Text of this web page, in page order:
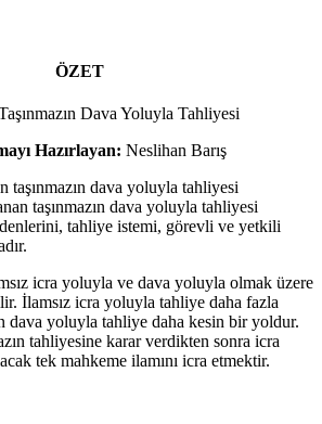
ÖZET
Dava Yoluyla Tahliyesi
Hazırlayan: Neslihan Barış
taşınmazın dava yoluyla tahliyesi
taşınmazın dava yoluyla tahliyesi
tahliye istemi, görevli ve yetkili
icra yoluyla ve dava yoluyla olmak üzere
İlamsız icra yoluyla tahliye daha fazla
dava yoluyla tahliye daha kesin bir yoldur.
tahliyesine karar verdikten sonra icra
tek mahkeme ilamını icra etmektir.